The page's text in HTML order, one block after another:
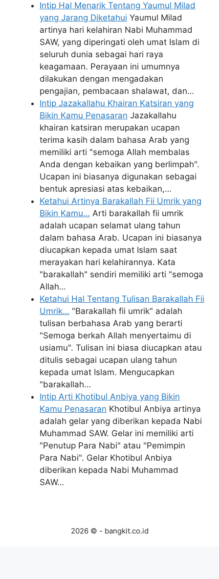
Intip Hal Menarik Tentang Yaumul Milad
yang Jarang Diketahui Yaumul Milad
artinya hari kelahiran Nabi Muhammad
SAW, yang diperingati oleh umat Islam di
seluruh dunia sebagai hari raya
keagamaan. Perayaan ini umumnya
dilakukan dengan mengadakan
pengajian, pembacaan shalawat, dan…
Intip Jazakallahu Khairan Katsiran yang
Bikin Kamu Penasaran Jazakallahu
khairan katsiran merupakan ucapan
terima kasih dalam bahasa Arab yang
memiliki arti "semoga Allah membalas
Anda dengan kebaikan yang berlimpah".
Ucapan ini biasanya digunakan sebagai
bentuk apresiasi atas kebaikan,…
Ketahui Artinya Barakallah Fii Umrik yang
Bikin Kamu… Arti barakallah fii umrik
adalah ucapan selamat ulang tahun
dalam bahasa Arab. Ucapan ini biasanya
diucapkan kepada umat Islam saat
merayakan hari kelahirannya. Kata
"barakallah" sendiri memiliki arti "semoga
Allah…
Ketahui Hal Tentang Tulisan Barakallah Fii
Umrik… "Barakallah fii umrik" adalah
tulisan berbahasa Arab yang berarti
"Semoga berkah Allah menyertaimu di
usiamu". Tulisan ini biasa diucapkan atau
ditulis sebagai ucapan ulang tahun
kepada umat Islam. Mengucapkan
"barakallah…
Intip Arti Khotibul Anbiya yang Bikin
Kamu Penasaran Khotibul Anbiya artinya
adalah gelar yang diberikan kepada Nabi
Muhammad SAW. Gelar ini memiliki arti
"Penutup Para Nabi" atau "Pemimpin
Para Nabi". Gelar Khotibul Anbiya
diberikan kepada Nabi Muhammad
SAW…
2026 © - bangkit.co.id